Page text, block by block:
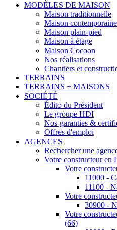
MODÈLES DE MAISON
Maison traditionnelle
Maison contemporaine
Maison plain-pied
Maison à étage
Maison Cocoon
Nos réalisations
Chantiers et
TERRAINS
TERRAINS + MAISONS
SOCIÉTÉ
Édito du Président
Le groupe HDI
Nos garanties &
Offres d'emploi
AGENCES
Rechercher une
Votre constructeur en
Votre
11000 -
11100 -
Votre
30900 -
Votre
(66)